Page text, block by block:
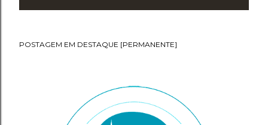
s
POSTAGEM EM DESTAQUE [PERMANENTE]